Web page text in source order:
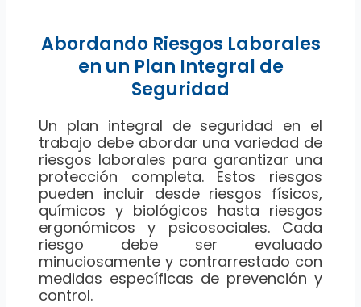
Abordando Riesgos Laborales
en un Plan Integral de
Seguridad
Un plan integral de seguridad en el
trabajo debe abordar una variedad de
riesgos laborales para garantizar una
protección completa. Estos riesgos
pueden incluir desde riesgos físicos,
químicos y biológicos hasta riesgos
ergonómicos y psicosociales. Cada
riesgo debe ser evaluado
minuciosamente y contrarrestado con
medidas específicas de prevención y
control.